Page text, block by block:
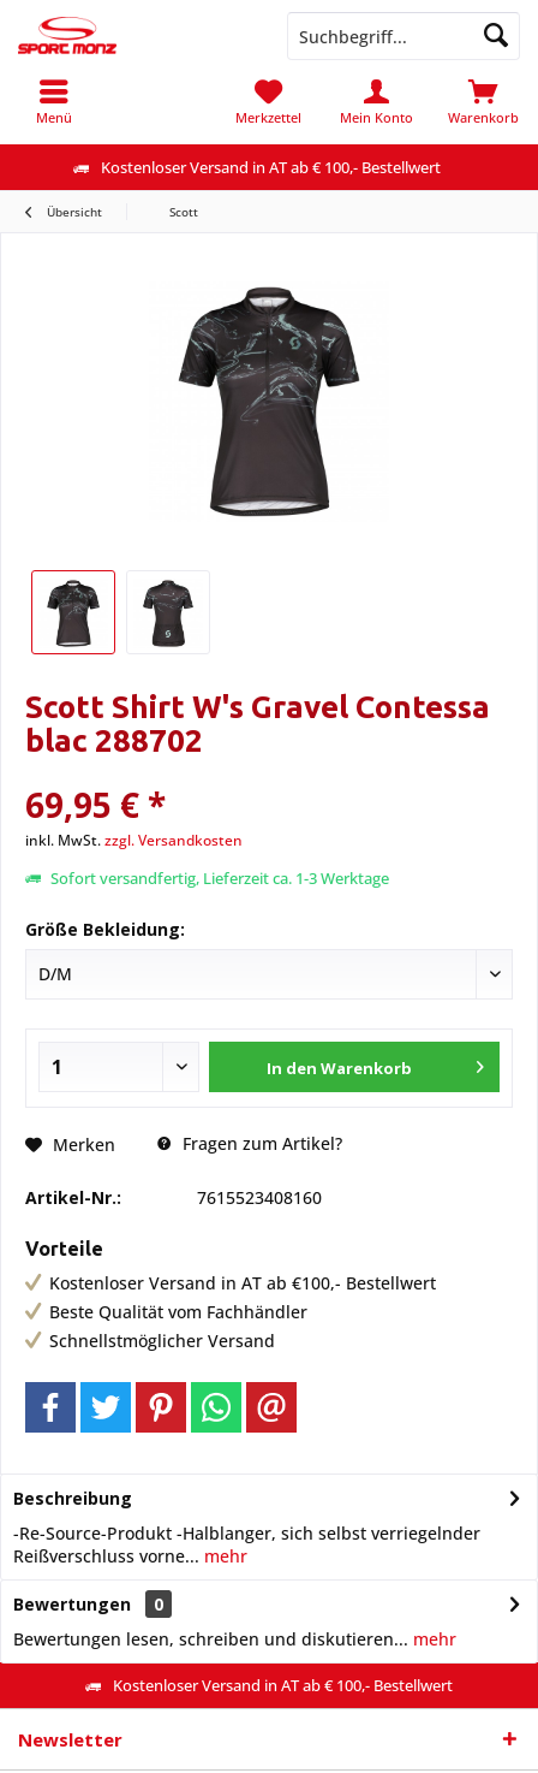
Kostenloser Versand in AT ab € 100,- Bestellwert
Menü Warenkorb
Merkzettel Mein Konto
Übersicht Scott
Scott Shirt W's Gravel Contessa
blac 288702
69,95 € *
inkl. MwSt.zzgl. Versandkosten
Sofort versandfertig, Lieferzeit ca. 1-3 Werktage
Größe Bekleidung:
In den Warenkorb
Merken Fragen zum Artikel?
Artikel-Nr.: 7615523408160
Vorteile
Kostenloser Versand in AT ab €100,- Bestellwert
Beste Qualität vom Fachhändler
Schnellstmöglicher Versand
Beschreibung
-Re-Source-Produkt -Halblanger, sich selbst verriegelnder
Reißverschluss vorne... mehr
Bewertungen
0
Bewertungen lesen, schreiben und diskutieren... mehr
Kostenloser Versand in AT ab € 100,- Bestellwert
Newsletter